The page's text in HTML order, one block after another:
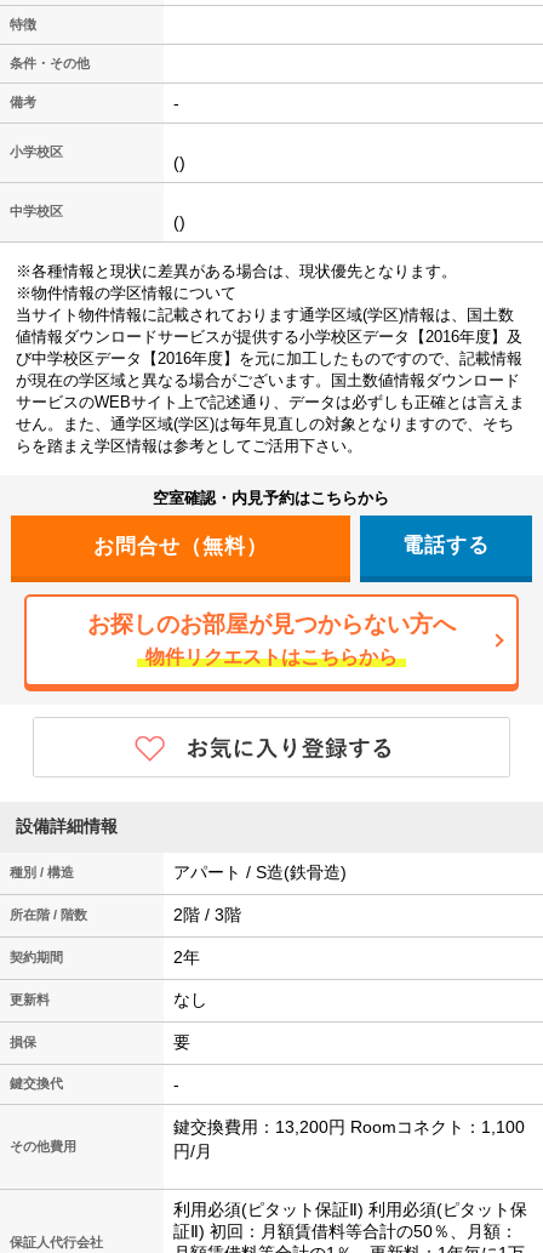
特徴
条件・その他
備考 -
小学校区
()
中学校区
()
※各種情報と現状に差異がある場合は、現状優先となります。
※物件情報の学区情報について
当サイト物件情報に記載されております通学区域(学区)情報は、国土数
値情報ダウンロードサービスが提供する小学校区データ【2016年度】及
び中学校区データ【2016年度】を元に加工したものですので、記載情報
が現在の学区域と異なる場合がございます。国土数値情報ダウンロード
サービスのWEBサイト上で記述通り、データは必ずしも正確とは言えま
せん。また、通学区域(学区)は毎年見直しの対象となりますので、そち
らを踏まえ学区情報は参考としてご活用下さい。
空室確認・内見予約はこちらから
電話する
お探しのお部屋が見つからない方へ
物件リクエストはこちらから
設備詳細情報
種別 / 構造 アパート / S造(鉄骨造)
所在階 / 階数 2階 / 3階
契約期間 2年
更新料 なし
損保 要
鍵交換代 -
その他費用
鍵交換費用：13,200円 Roomコネクト：1,100
円/月
保証人代行会社
利用必須(ピタット保証Ⅱ) 利用必須(ピタット保
証Ⅱ) 初回：月額賃借料等合計の50％、月額：